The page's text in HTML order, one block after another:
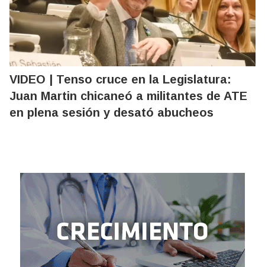
VIDEO | Tenso cruce en la Legislatura:
Juan Martin chicaneó a militantes de ATE
en plena sesión y desató abucheos